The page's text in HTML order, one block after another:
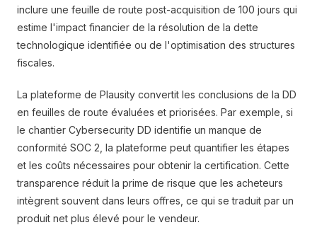
inclure une feuille de route post-acquisition de 100 jours qui
estime l'impact financier de la résolution de la dette
technologique identifiée ou de l'optimisation des structures
fiscales.
La plateforme de Plausity convertit les conclusions de la DD
en feuilles de route évaluées et priorisées. Par exemple, si
le chantier Cybersecurity DD identifie un manque de
conformité SOC 2, la plateforme peut quantifier les étapes
et les coûts nécessaires pour obtenir la certification. Cette
transparence réduit la prime de risque que les acheteurs
intègrent souvent dans leurs offres, ce qui se traduit par un
produit net plus élevé pour le vendeur.